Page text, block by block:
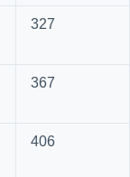
327
367
406